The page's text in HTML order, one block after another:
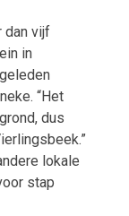
dan vijf
in
“Het
dus
lokale
stap